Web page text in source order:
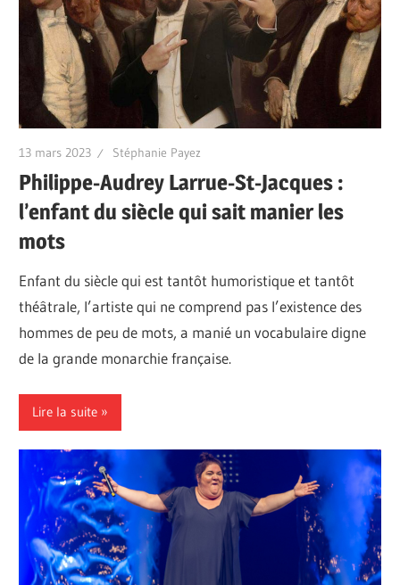
13 mars 2023 Stéphanie Payez
Philippe-Audrey Larrue-St-Jacques :
l’enfant du siècle qui sait manier les
mots
Enfant du siècle qui est tantôt humoristique et tantôt
théâtrale, l’artiste qui ne comprend pas l’existence des
hommes de peu de mots, a manié un vocabulaire digne
de la grande monarchie française.
Lire la suite